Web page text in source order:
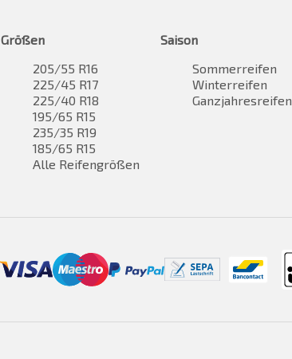
Größen
205/55 R16
225/45 R17
225/40 R18
195/65 R15
235/35 R19
185/65 R15
Alle Reifengrößen
Saison
Sommerreifen
Winterreifen
Ganzjahresreifen